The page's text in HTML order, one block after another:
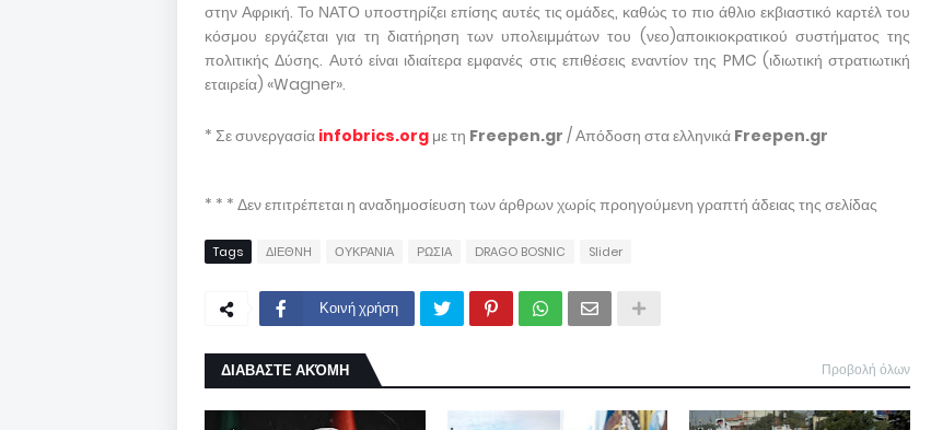
στην Αφρική. Το ΝΑΤΟ υποστηρίζει επίσης αυτές τις ομάδες, καθώς το πιο άθλιο εκβιαστικό καρτέλ του
κόσμου εργάζεται για τη διατήρηση των υπολειμμάτων του (νεο)αποικιοκρατικού συστήματος της
πολιτικής Δύσης. Αυτό είναι ιδιαίτερα εμφανές στις επιθέσεις εναντίον της PMC (ιδιωτική στρατιωτική
εταιρεία) «Wagner».
* Σε συνεργασία infobrics.org με τη Freepen.gr / Απόδοση στα ελληνικά Freepen.gr
* * * Δεν επιτρέπεται η αναδημοσίευση των άρθρων χωρίς προηγούμενη γραπτή άδειας της σελίδας
Tags ΔΙΕΘΝΗ ΟΥΚΡΑΝΙΑ ΡΩΣΙΑ DRAGO BOSNIC Slider
Κοινή χρήση
ΔΙΑΒΑΣΤΕ ΑΚΌΜΗ Προβολή όλων